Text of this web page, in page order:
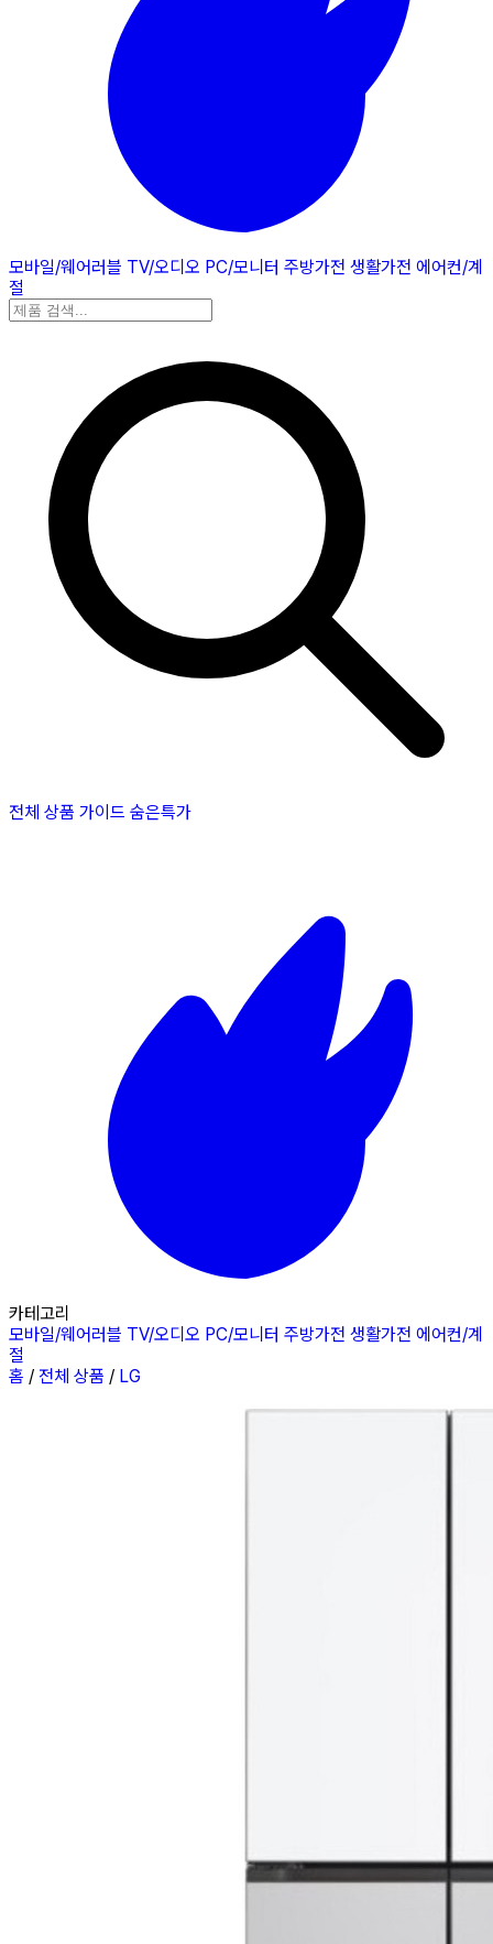
모바일/웨어러블 TV/오디오 PC/모니터 주방가전 생활가전 에어컨/계
절
전체 상품 가이드 숨은특가
카테고리
모바일/웨어러블 TV/오디오 PC/모니터 주방가전 생활가전 에어컨/계
절
홈 / 전체 상품 / LG